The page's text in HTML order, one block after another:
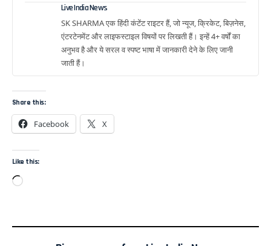
Live India News
SK SHARMA एक हिंदी कंटेंट राइटर हैं, जो न्यूज, क्रिकेट, बिज़नेस,
एंटरटेनमेंट और लाइफस्टाइल विषयों पर लिखती हैं। इन्हें 4+ वर्षों का
अनुभव है और ये सरल व स्पष्ट भाषा में जानकारी देने के लिए जानी
जाती हैं।
Share this:
Facebook X
Like this: